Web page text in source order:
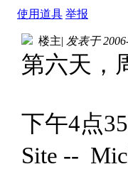
使用道具 举报
楼主| 发表于
第六天，
下午4点
Site --